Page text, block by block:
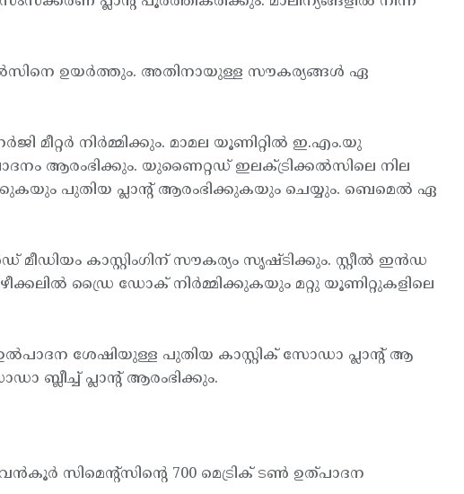
ഉയര്‍ത്തും. അതിനായുള്ള സൗകര്യങ്ങള്‍ ഏ
നിര്‍മ്മിക്കും. മാമല യൂണിറ്റില്‍ ഇ.എം.യു
ആരംഭിക്കും. യുണൈറ്റഡ് ഇലക്ട്രിക്കല്‍സിലെ നില
പുതിയ പ്ലാന്റ് ആരംഭിക്കുകയും ചെയ്യും. ബെമെല്‍ ഏ
മീഡിയം കാസ്റ്റിംഗിന് സൗകര്യം സൃഷ്ടിക്കും. സ്റ്റീല്‍ ഇന്‍ഡ
ഡ്രൈ ഡോക് നിര്‍മ്മിക്കുകയും മറ്റു യൂണിറ്റുകളിലെ
ഉല്‍പാദന ശേഷിയുള്ള പുതിയ കാസ്റ്റിക് സോഡാ പ്ലാന്റ് ആ
പ്ലാന്റ് ആരംഭിക്കും.
സിമെന്റ്സിന്റെ 700 മെട്രിക് ടണ്‍ ഉത്പാദന